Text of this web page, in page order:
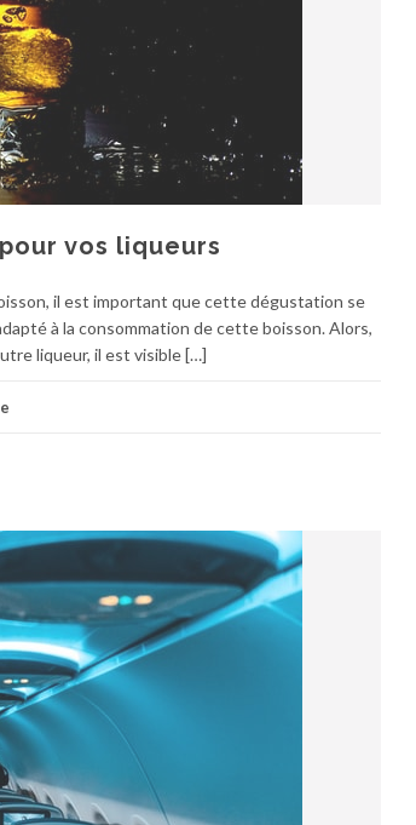
vos liqueurs
il est important que cette dégustation se
à la consommation de cette boisson. Alors,
liqueur, il est visible […]